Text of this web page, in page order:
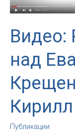
Москве
над
Публикации